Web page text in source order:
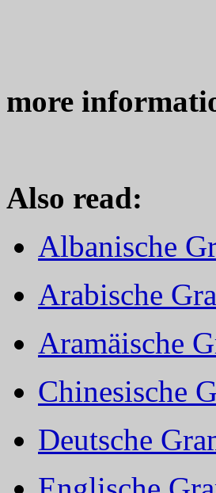
more
Also read:
Albanische
Arabische
Aramäische
Chinesische
Deutsche